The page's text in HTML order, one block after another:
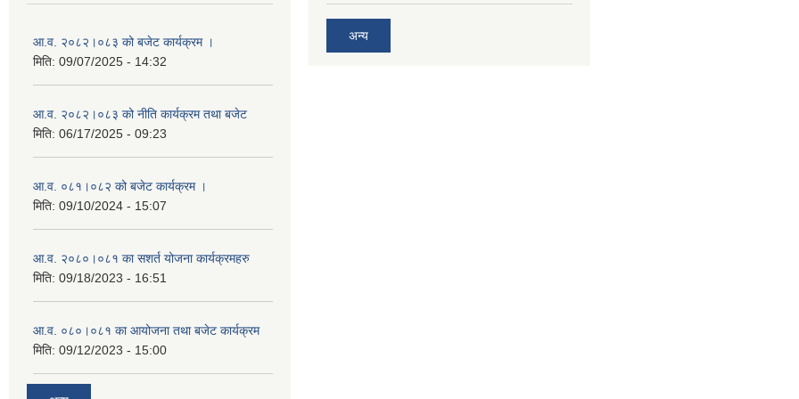
आ.व. २०८२।०८३ को बजेट कार्यक्रम ।
मिति: 09/07/2025 - 14:32
आ.व. २०८२।०८३ को नीति कार्यक्रम तथा बजेट
मिति: 06/17/2025 - 09:23
आ.व. ०८१।०८२ को बजेट कार्यक्रम ।
मिति: 09/10/2024 - 15:07
आ.व. २०८०।०८१ का सशर्त योजना कार्यक्रमहरु
मिति: 09/18/2023 - 16:51
आ.व. ०८०।०८१ का आयोजना तथा बजेट कार्यक्रम
मिति: 09/12/2023 - 15:00
अन्य